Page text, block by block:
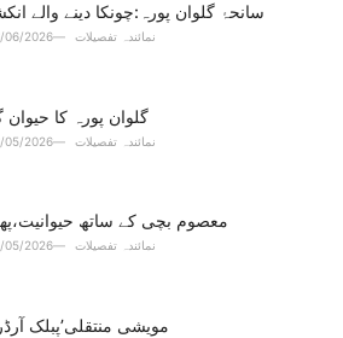
سانحۂ گلوان پورہ:چونکا دینے والے
نمائندہ تفصیلات 06/2026
گلوان پورہ کا حیوان
نمائندہ تفصیلات 05/2026
معصوم بچی کے ساتھ
نمائندہ تفصیلات 05/2026
مویشی منتقلی’پبلک